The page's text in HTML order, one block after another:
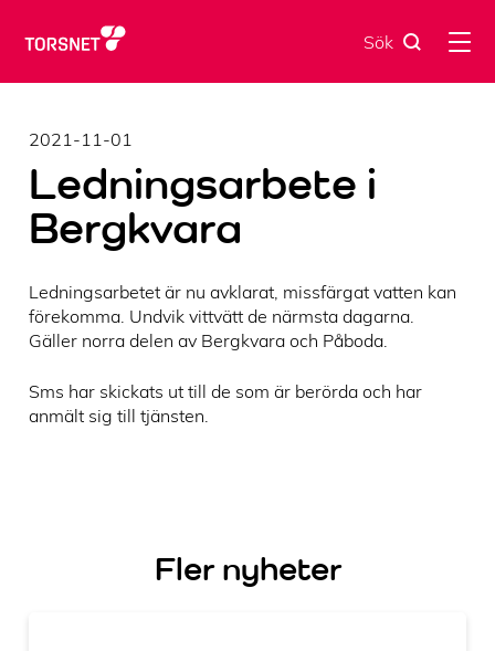
Sök
2021-11-01
Ledningsarbete i
Bergkvara
Ledningsarbetet är nu avklarat, missfärgat vatten kan
förekomma. Undvik vittvätt de närmsta dagarna.
Gäller norra delen av Bergkvara och Påboda.
Sms har skickats ut till de som är berörda och har
anmält sig till tjänsten.
Fler nyheter